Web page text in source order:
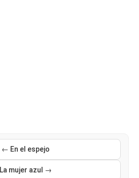
← En el espejo
La mujer azul →